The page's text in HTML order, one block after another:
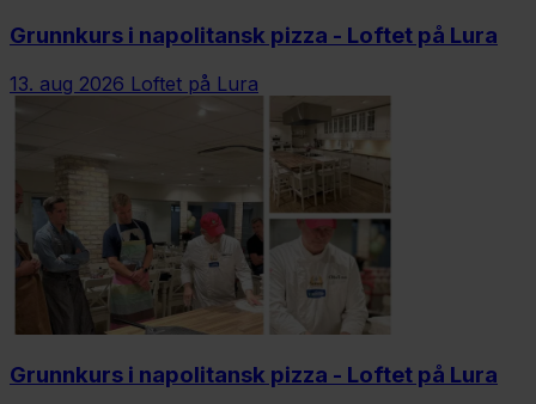
Grunnkurs i napolitansk pizza - Loftet på Lura
13. aug 2026 Loftet på Lura
Grunnkurs i napolitansk pizza - Loftet på Lura